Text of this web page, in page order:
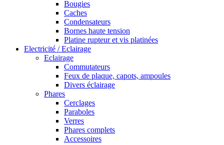
Bougies
Caches
Condensateurs
Bornes haute tension
Platine rupteur et vis platinées
Electricité / Eclairage
Eclairage
Commutateurs
Feux de plaque, capots, ampoules
Divers éclairage
Phares
Cerclages
Paraboles
Verres
Phares complets
Accessoires